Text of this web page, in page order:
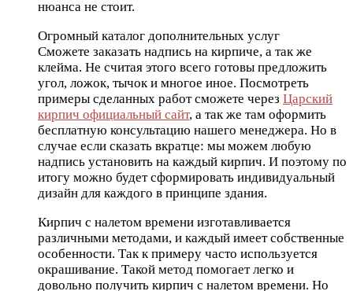
нюанса не стоит.
Огромный каталог дополнительных услуг
Сможете заказать надпись на кирпиче, а так же
клейма. Не считая этого всего готовы предложить
угол, ложок, тычок и многое иное. Посмотреть
примеры сделанных работ сможете через Царский
кирпич официальный сайт, а так же там оформить
бесплатную консультацию нашего менеджера. Но в
случае если сказать вкратце: мы можем любую
надпись установить на каждый кирпич. И поэтому по
итогу можно будет сформировать индивидуальный
дизайн для каждого в принципе здания.
Кирпич с налетом времени изготавливается
различными методами, и каждый имеет собственные
особенности. Так к примеру часто используется
окрашивание. Такой метод помогает легко и
довольно получить кирпич с налетом времени. Но